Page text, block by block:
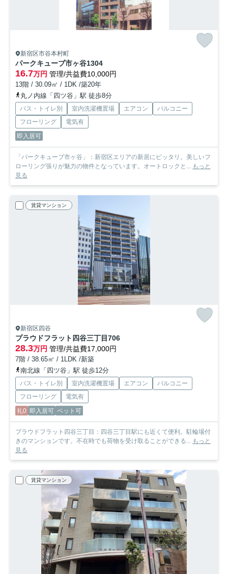
新宿区市谷本村町
パークキューブ市ヶ谷1304
16.7万円 管理/共益費10,000円
13階 / 30.09㎡ / 1DK /築20年
丸ノ内線「四ツ谷」駅 徒歩8分
バス・トイレ別 室内洗濯機置場 エアコン
バルコニー
フローリング
電気有
即入居可
「パークキューブ市ヶ谷」：新宿区エリアの新居にピッタリ。美しいフ
ローリング張りが魅力の物件となっています。オートロックと... もっと
見る
賃貸マンション
新宿区四谷
プラウドフラット四谷三丁目706
28.3万円 管理/共益費17,000円
7階 / 38.65㎡ / 1LDK /新築
南北線「四ツ谷」駅 徒歩12分
バス・トイレ別 室内洗濯機置場 エアコン
バルコニー
フローリング
電気有
礼0 即入居可 ペット可
プラウドフラット四谷三丁目：四谷三丁目駅にも近くて便利。駐輪場付
きのマンションです。不在時でも荷物を受け取ることができる... もっと
見る
賃貸マンション